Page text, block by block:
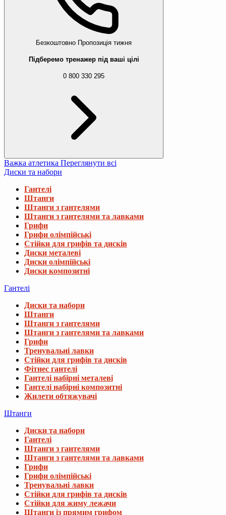
Безкоштовно Пропозиція тижня
Підберемо тренажер під ваші цілі
0 800 330 295
Важка атлетика Переглянути всі
Диски та набори
Гантелі
Штанги
Штанги з гантелями
Штанги з гантелями та лавками
Грифи
Грифи олімпійські
Стійки для грифів та дисків
Диски металеві
Диски олімпійські
Диски композитні
Гантелі
Диски та набори
Штанги
Штанги з гантелями
Штанги з гантелями та лавками
Грифи
Тренувальні лавки
Стійки для грифів та дисків
Фітнес гантелі
Гантелі набірні металеві
Гантелі набірні композитні
Жилети обтяжувачі
Штанги
Диски та набори
Гантелі
Штанги з гантелями
Штанги з гантелями та лавками
Грифи
Грифи олімпійські
Тренувальні лавки
Стійки для грифів та дисків
Стійки для жиму лежачи
Штанги із прямим грифом